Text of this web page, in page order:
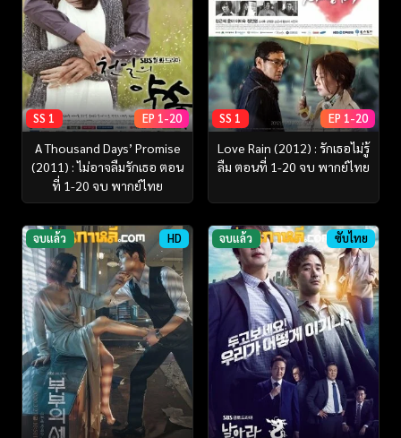
SS 1 EP 1-20
A Thousand Days’ Promise
(2011) : ไม่อาจลืมรักเธอ ตอน
ที่ 1-20 จบ พากย์ไทย
SS 1 EP 1-20
Love Rain (2012) : รักเธอไม่รู้
ลืม ตอนที่ 1-20 จบ พากย์ไทย
จบแล้ว HD จบแล้ว ซับไทย